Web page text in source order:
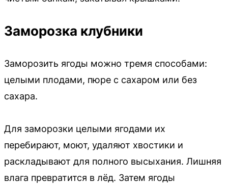
Заморозка клубники
Заморозить ягоды можно тремя способами:
целыми плодами, пюре с сахаром или без
сахара.
Для заморозки целыми ягодами их
перебирают, моют, удаляют хвостики и
раскладывают для полного высыхания. Лишняя
влага превратится в лёд. Затем ягоды